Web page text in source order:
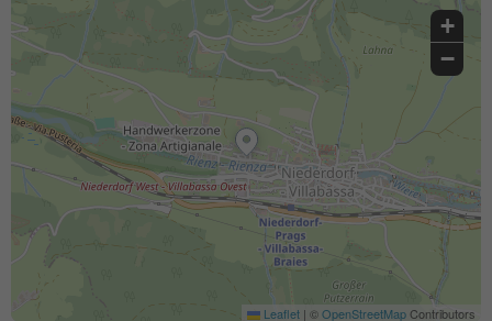
+
−
Leaflet | ©OpenStreetMapContributors